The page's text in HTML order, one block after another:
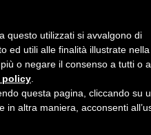
IT
questo utilizzati si avvalgono di
ed utili alle finalità illustrate nella
o negare il consenso a tutti o
policy
questa pagina, cliccando su
in altra maniera, acconsenti